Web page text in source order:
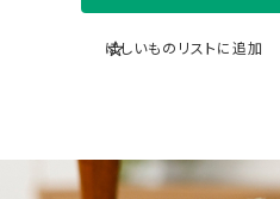
ほしいものリストに追加